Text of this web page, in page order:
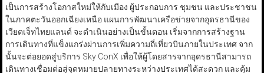
เป็นการสร้างโอกาสใหม่ให้กับเมือง ผู้ประกอบการ ชุมชน และประชาชน
ในภาคตะวันออกเฉียงเหนือ แผนการพัฒนาเครือข่ายจากอุดรธานีของ
เวียตเจ็ทไทยแลนด์ จะดำเนินอย่างเป็นขั้นตอน เริ่มจากการสร้างฐาน
การเดินทางที่แข็งแกร่งผ่านการเพิ่มความถี่เที่ยวบินภายในประเทศ จาก
นั้นจะต่อยอดสู่บริการ Sky ConX เพื่อให้ผู้โดยสารจากอุดรธานีสามารถ
เดินทางเชื่อมต่อสู่จุดหมายปลายทางระหว่างประเทศได้สะดวก และคุ้ม